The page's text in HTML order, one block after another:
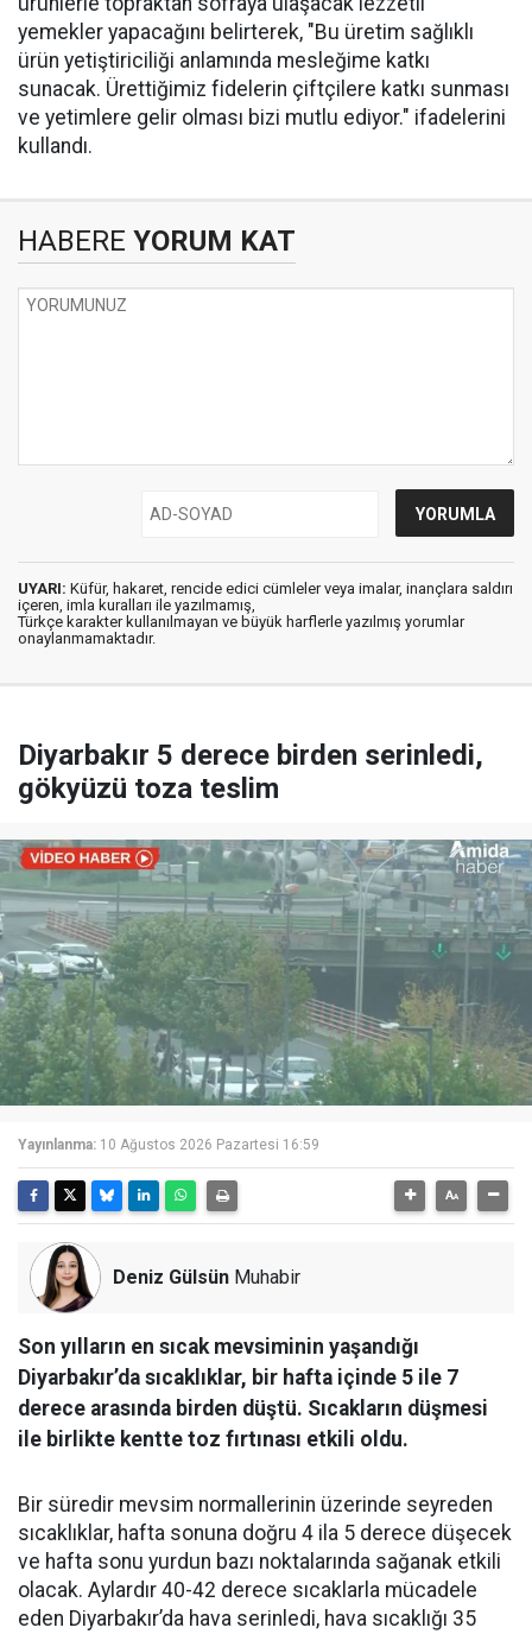
yemekler yapacağını belirterek, "Bu üretim sağlıklı
ürün yetiştiriciliği anlamında mesleğime katkı
sunacak. Ürettiğimiz fidelerin çiftçilere katkı sunması
ve yetimlere gelir olması bizi mutlu ediyor." ifadelerini
kullandı.
HABERE YORUM KAT
UYARI: Küfür, hakaret, rencide edici cümleler veya imalar, inançlara saldırı
içeren, imla kuralları ile yazılmamış,
Türkçe karakter kullanılmayan ve büyük harflerle yazılmış yorumlar
onaylanmamaktadır.
Diyarbakır 5 derece birden serinledi,
gökyüzü toza teslim
Yayınlanma: 10 Ağustos 2026 Pazartesi 16:59
Deniz Gülsün Muhabir
Son yılların en sıcak mevsiminin yaşandığı
Diyarbakır’da sıcaklıklar, bir hafta içinde 5 ile 7
derece arasında birden düştü. Sıcakların düşmesi
ile birlikte kentte toz fırtınası etkili oldu.
Bir süredir mevsim normallerinin üzerinde seyreden
sıcaklıklar, hafta sonuna doğru 4 ila 5 derece düşecek
ve hafta sonu yurdun bazı noktalarında sağanak etkili
olacak. Aylardır 40-42 derece sıcaklarla mücadele
eden Diyarbakır’da hava serinledi, hava sıcaklığı 35